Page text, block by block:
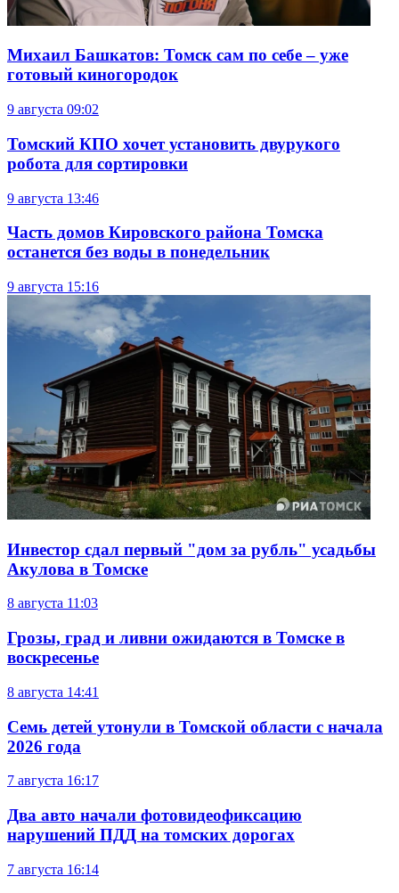
Михаил Башкатов: Томск сам по себе – уже
готовый киногородок
9 августа 09:02
Томский КПО хочет установить двурукого
робота для сортировки
9 августа 13:46
Часть домов Кировского района Томска
останется без воды в понедельник
9 августа 15:16
Инвестор сдал первый "дом за рубль" усадьбы
Акулова в Томске
8 августа 11:03
Грозы, град и ливни ожидаются в Томске в
воскресенье
8 августа 14:41
Семь детей утонули в Томской области с начала
2026 года
7 августа 16:17
Два авто начали фотовидеофиксацию
нарушений ПДД на томских дорогах
7 августа 16:14